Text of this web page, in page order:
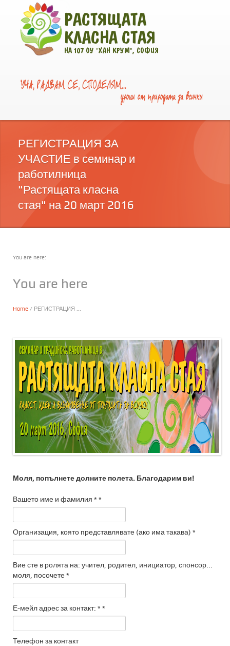
РЕГИСТРАЦИЯ ЗА
УЧАСТИЕ в семинар и
работилница
"Растящата класна
стая" на 20 март 2016
You are here:
You are here
Home / РЕГИСТРАЦИЯ ...
Моля, попълнете долните полета. Благодарим ви!
Вашето име и фамилия * *
Организация, която представлявате (ако има такава) *
Вие сте в ролята на: учител, родител, инициатор, спонсор...
моля, посочете*
Е-мейл адрес за контакт: * *
Телефон за контакт